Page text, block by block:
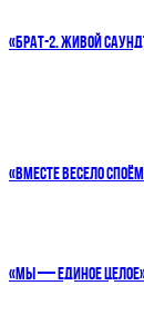
«БРАТ-2. ЖИВОЙ
«ВМЕСТЕ ВЕСЕЛО
«МЫ — ЕДИНОЕ